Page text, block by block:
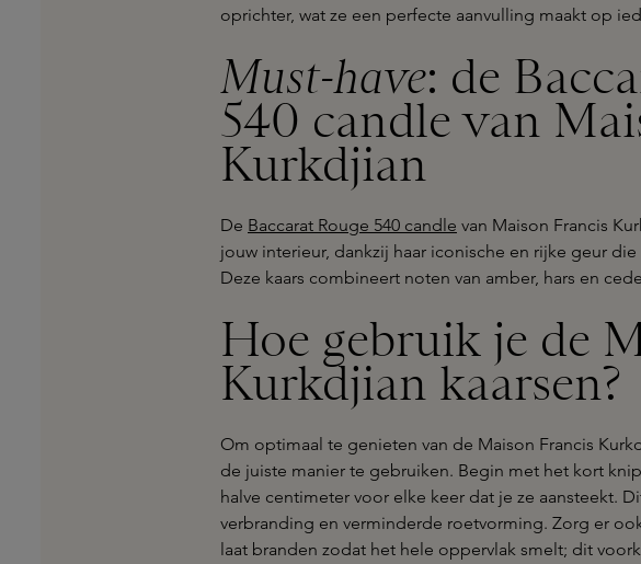
oprichter, wat ze een perfecte aanvulling maakt op
Must-have: de
540 candle van
Kurkdjian
De Baccarat Rouge 540 candle van Maison Francis
jouw interieur, dankzij haar iconische en rijke geur die
Deze kaars combineert noten van amber, hars en
Hoe gebruik je de
Kurkdjian kaarsen?
Om optimaal te genieten van de Maison Francis
de juiste manier te gebruiken. Begin met het kort
halve centimeter voor elke keer dat je ze aansteekt.
verbranding en verminderde roetvorming. Zorg er
laat branden zodat het hele oppervlak smelt; dit